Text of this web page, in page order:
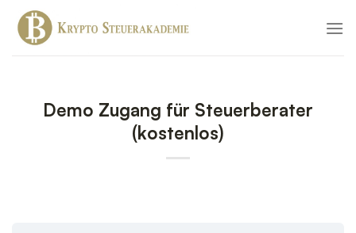
Inhalt
springen
Demo Zugang für Steuerberater
(kostenlos)